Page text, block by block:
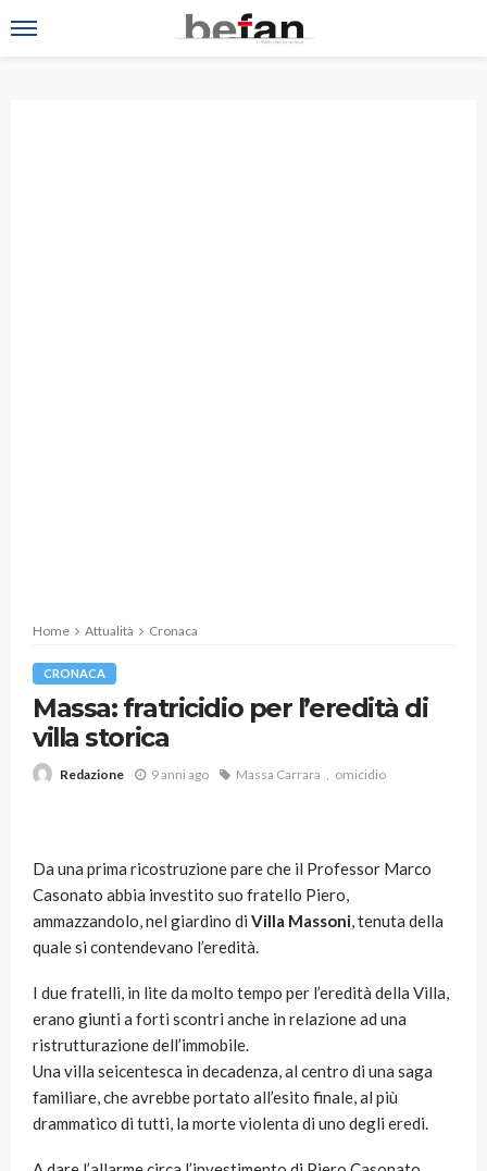
Home Attualità Cronaca
CRONACA
Massa: fratricidio per l’eredità di
villa storica
Redazione 9 anni ago Massa Carrara omicidio
Da una prima ricostruzione pare che il Professor Marco
Casonato abbia investito suo fratello Piero,
ammazzandolo, nel giardino di Villa Massoni, tenuta della
quale si contendevano l’eredità.
I due fratelli, in lite da molto tempo per l’eredità della Villa,
erano giunti a forti scontri anche in relazione ad una
ristrutturazione dell’immobile.
Una villa seicentesca in decadenza, al centro di una saga
familiare, che avrebbe portato all’esito finale, al più
drammatico di tutti, la morte violenta di uno degli eredi.